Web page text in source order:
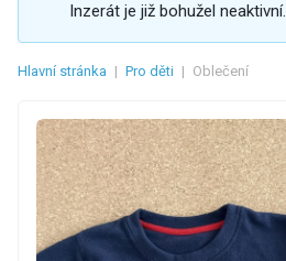
Inzerát je již bohužel neaktivní.
Hlavní stránka | Pro děti | Oblečení